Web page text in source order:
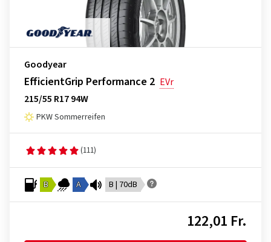
Goodyear
EfficientGrip Performance 2 EVr
215/55 R17 94W
PKW Sommerreifen
(111)
B A B | 70dB
122,01 Fr.